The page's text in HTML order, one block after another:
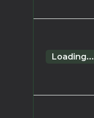
Loading...